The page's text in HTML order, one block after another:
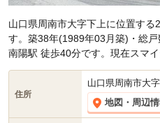
山口県周南市大字下上に位置す
す。築38年(1989年03月築)・総
南陽駅 徒歩40分です。現在スマ
(3K)掲載されています。
住所
山口県周南市大
地図・周辺